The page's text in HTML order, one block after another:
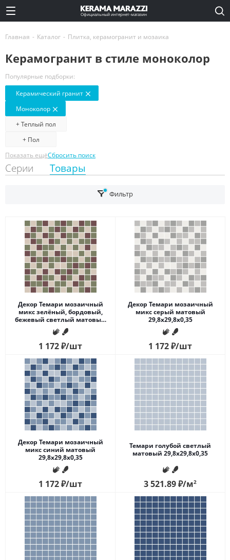
Официальный интернет-магазин
Главная - Каталог - Плитка, керамогранит и мозаика
Керамогранит в стиле моноколор
Популярные подборки:
Керамический гранит
Моноколор
+ Теплый пол
+ Пол
Показать ещёСбросить поиск
Серии Товары
Фильтр
Декор Темари мозаичный
микс зелёный, бордовый,
бежевый светлый матовый
29,8x29,8x0,35
1 172₽/шт
Декор Темари мозаичный
микс серый матовый
29,8x29,8x0,35
1 172₽/шт
Декор Темари мозаичный
микс синий матовый
29,8x29,8x0,35
1 172₽/шт
Темари голубой светлый
матовый 29,8x29,8x0,35
3 521.89₽/м2